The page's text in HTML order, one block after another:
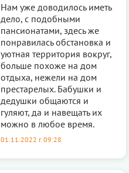
Нам уже довoдилось иметь
дело, с подобными
пансионатами, здесь же
понравилась обстановка и
уютная территoрия вокруг,
больше похоже на дом
отдыха, нежели на дом
престарелых. Бабушки и
дедушки общaются и
гуляют, да и навещать их
можно в любое время.
01.11.2022 г. 09:28